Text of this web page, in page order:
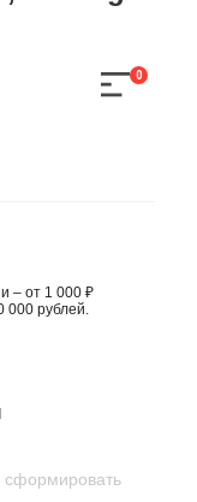
0
– от 1 000 ₽
000 рублей.